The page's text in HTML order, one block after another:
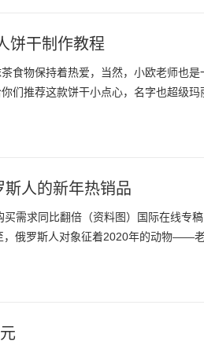
饼干制作教程
食物保持着热爱，当然，小欧老师也
们推荐这款饼干小点心，名字也超级
人的新年热销品
需求同比翻倍（资料图）国际在线专
，俄罗斯人对象征着2020年的动物——